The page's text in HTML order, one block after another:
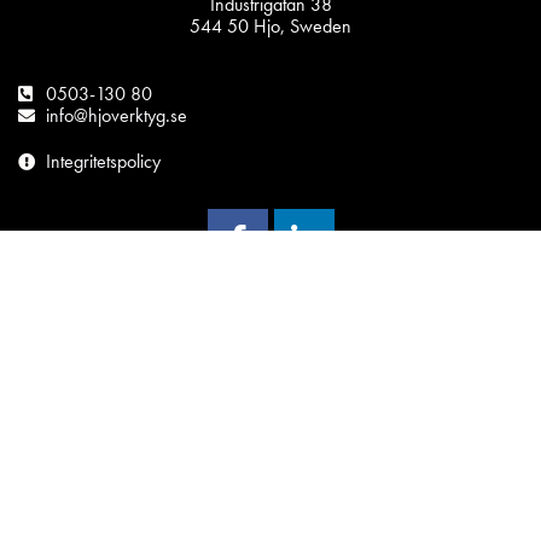
Industrigatan 38
544 50 Hjo, Sweden
0503-130 80
info@hjoverktyg.se
Integritetspolicy